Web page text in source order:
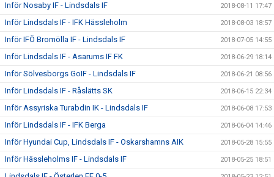
Inför Nosaby IF - Lindsdals IF 2018-08-11 17:47
Inför Lindsdals IF - IFK Hässleholm 2018-08-03 18:57
Inför IFÖ Bromölla IF - Lindsdals IF 2018-07-05 14:55
Inför Lindsdals IF - Asarums IF FK 2018-06-29 18:14
Inför Sölvesborgs GoIF - Lindsdals IF 2018-06-21 08:56
Inför Lindsdals IF - Råslätts SK 2018-06-15 22:34
Inför Assyriska Turabdin IK - Lindsdals IF 2018-06-08 17:53
Inför Lindsdals IF - IFK Berga 2018-06-04 14:46
Inför Hyundai Cup, Lindsdals IF - Oskarshamns AIK 2018-05-28 15:55
Inför Hässleholms IF - Lindsdals IF 2018-05-25 18:51